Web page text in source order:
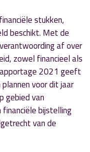
stukken,
beschikt. Met de
af over
zowel financieel als
2021 geeft
voor dit jaar
gebied van
financiële bijstelling
van de